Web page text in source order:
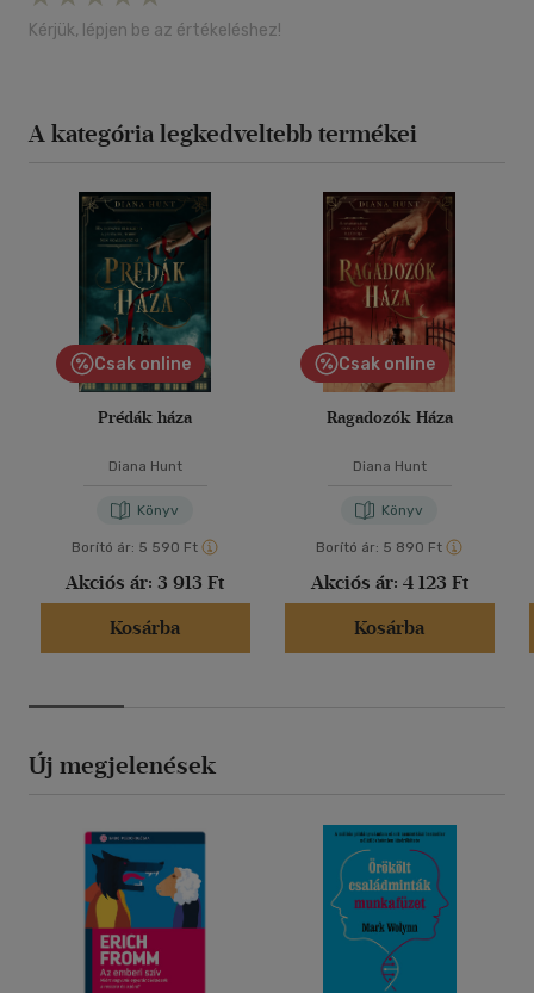
Kérjük, lépjen be az értékeléshez!
A kategória legkedveltebb termékei
Csak online
Prédák háza
Diana Hunt
Könyv
Borító ár: 5 590 Ft
Akciós ár: 3 913 Ft
Kosárba
Csak online
Ragadozók Háza
Diana Hunt
Könyv
Borító ár: 5 890 Ft
Akciós ár: 4 123 Ft
Kosárba
Új megjelenések